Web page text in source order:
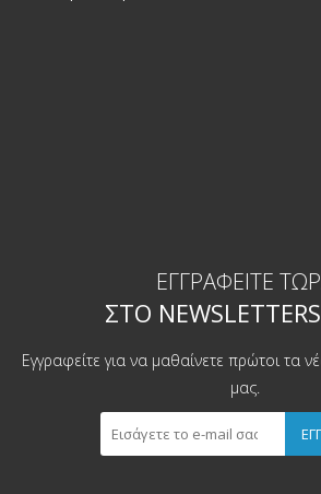
ΕΓΓΡΑΦΕΊΤΕ
ΣΤΟ
Εγγραφείτε για να μαθαίνετε πρώτοι τα
μας.